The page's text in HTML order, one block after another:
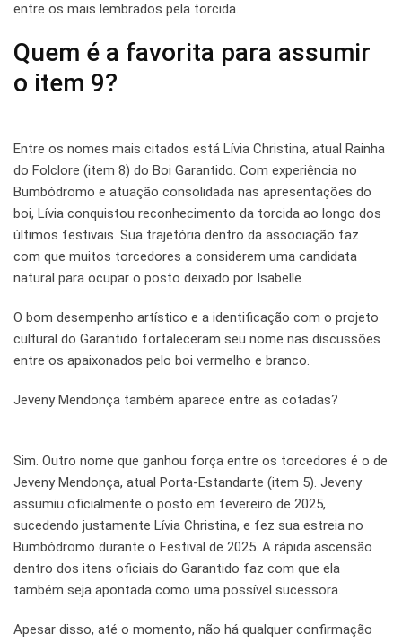
entre os mais lembrados pela torcida.
Quem é a favorita para assumir
o item 9?
Entre os nomes mais citados está Lívia Christina, atual Rainha
do Folclore (item 8) do Boi Garantido. Com experiência no
Bumbódromo e atuação consolidada nas apresentações do
boi, Lívia conquistou reconhecimento da torcida ao longo dos
últimos festivais. Sua trajetória dentro da associação faz
com que muitos torcedores a considerem uma candidata
natural para ocupar o posto deixado por Isabelle.
O bom desempenho artístico e a identificação com o projeto
cultural do Garantido fortaleceram seu nome nas discussões
entre os apaixonados pelo boi vermelho e branco.
Jeveny Mendonça também aparece entre as cotadas?
Sim. Outro nome que ganhou força entre os torcedores é o de
Jeveny Mendonça, atual Porta-Estandarte (item 5). Jeveny
assumiu oficialmente o posto em fevereiro de 2025,
sucedendo justamente Lívia Christina, e fez sua estreia no
Bumbódromo durante o Festival de 2025. A rápida ascensão
dentro dos itens oficiais do Garantido faz com que ela
também seja apontada como uma possível sucessora.
Apesar disso, até o momento, não há qualquer confirmação